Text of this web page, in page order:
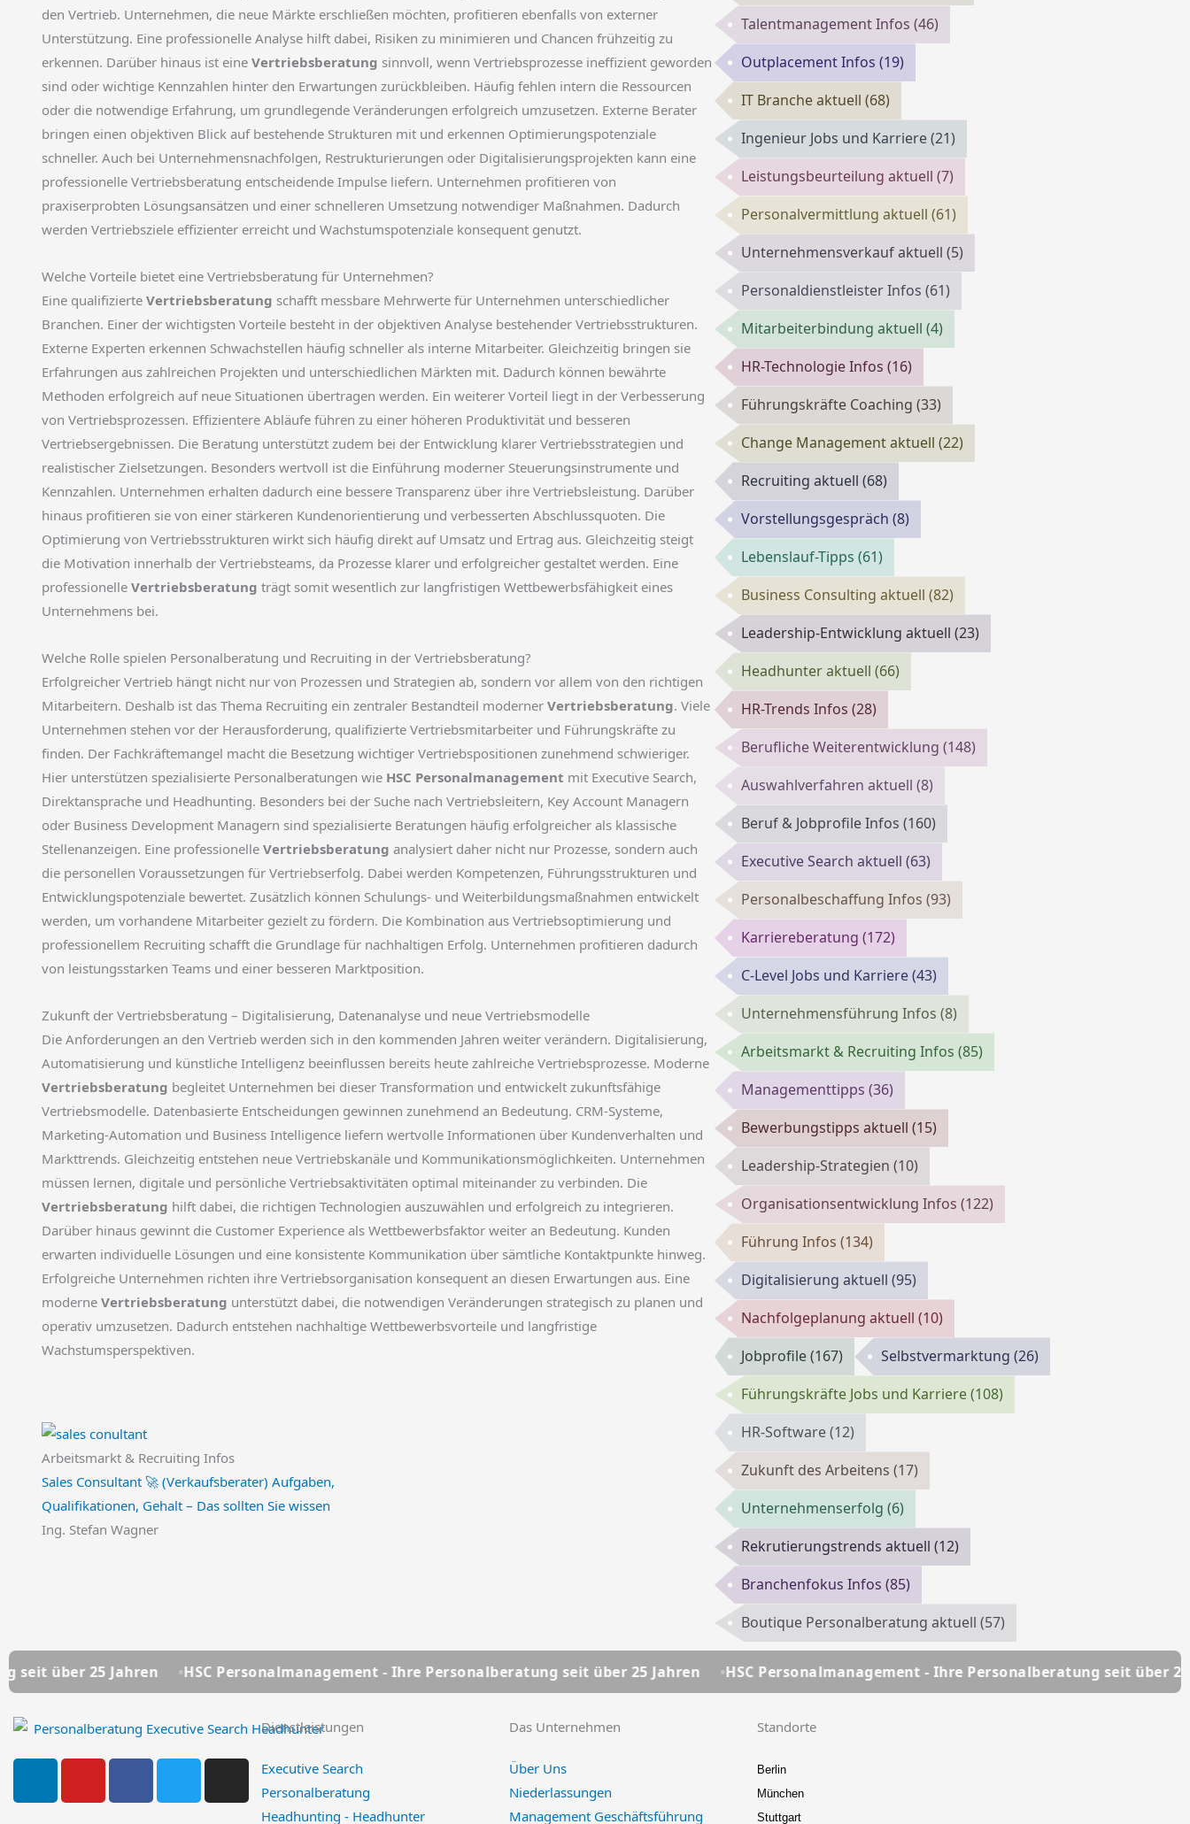
den Vertrieb. Unternehmen, die neue Märkte erschließen möchten, profitieren ebenfalls von externer
Unterstützung. Eine professionelle Analyse hilft dabei, Risiken zu minimieren und Chancen frühzeitig zu
erkennen. Darüber hinaus ist eine Vertriebsberatung sinnvoll, wenn Vertriebsprozesse ineffizient geworden
sind oder wichtige Kennzahlen hinter den Erwartungen zurückbleiben. Häufig fehlen intern die Ressourcen
oder die notwendige Erfahrung, um grundlegende Veränderungen erfolgreich umzusetzen. Externe Berater
bringen einen objektiven Blick auf bestehende Strukturen mit und erkennen Optimierungspotenziale
schneller. Auch bei Unternehmensnachfolgen, Restrukturierungen oder Digitalisierungsprojekten kann eine
professionelle Vertriebsberatung entscheidende Impulse liefern. Unternehmen profitieren von
praxiserprobten Lösungsansätzen und einer schnelleren Umsetzung notwendiger Maßnahmen. Dadurch
werden Vertriebsziele effizienter erreicht und Wachstumspotenziale konsequent genutzt.
Welche Vorteile bietet eine Vertriebsberatung für Unternehmen?
Eine qualifizierte Vertriebsberatung schafft messbare Mehrwerte für Unternehmen unterschiedlicher
Branchen. Einer der wichtigsten Vorteile besteht in der objektiven Analyse bestehender Vertriebsstrukturen.
Externe Experten erkennen Schwachstellen häufig schneller als interne Mitarbeiter. Gleichzeitig bringen sie
Erfahrungen aus zahlreichen Projekten und unterschiedlichen Märkten mit. Dadurch können bewährte
Methoden erfolgreich auf neue Situationen übertragen werden. Ein weiterer Vorteil liegt in der Verbesserung
von Vertriebsprozessen. Effizientere Abläufe führen zu einer höheren Produktivität und besseren
Vertriebsergebnissen. Die Beratung unterstützt zudem bei der Entwicklung klarer Vertriebsstrategien und
realistischer Zielsetzungen. Besonders wertvoll ist die Einführung moderner Steuerungsinstrumente und
Kennzahlen. Unternehmen erhalten dadurch eine bessere Transparenz über ihre Vertriebsleistung. Darüber
hinaus profitieren sie von einer stärkeren Kundenorientierung und verbesserten Abschlussquoten. Die
Optimierung von Vertriebsstrukturen wirkt sich häufig direkt auf Umsatz und Ertrag aus. Gleichzeitig steigt
die Motivation innerhalb der Vertriebsteams, da Prozesse klarer und erfolgreicher gestaltet werden. Eine
professionelle Vertriebsberatung trägt somit wesentlich zur langfristigen Wettbewerbsfähigkeit eines
Unternehmens bei.
Welche Rolle spielen Personalberatung und Recruiting in der Vertriebsberatung?
Erfolgreicher Vertrieb hängt nicht nur von Prozessen und Strategien ab, sondern vor allem von den richtigen
Mitarbeitern. Deshalb ist das Thema Recruiting ein zentraler Bestandteil moderner Vertriebsberatung. Viele
Unternehmen stehen vor der Herausforderung, qualifizierte Vertriebsmitarbeiter und Führungskräfte zu
finden. Der Fachkräftemangel macht die Besetzung wichtiger Vertriebspositionen zunehmend schwieriger.
Hier unterstützen spezialisierte Personalberatungen wie HSC Personalmanagement mit Executive Search,
Direktansprache und Headhunting. Besonders bei der Suche nach Vertriebsleitern, Key Account Managern
oder Business Development Managern sind spezialisierte Beratungen häufig erfolgreicher als klassische
Stellenanzeigen. Eine professionelle Vertriebsberatung analysiert daher nicht nur Prozesse, sondern auch
die personellen Voraussetzungen für Vertriebserfolg. Dabei werden Kompetenzen, Führungsstrukturen und
Entwicklungspotenziale bewertet. Zusätzlich können Schulungs- und Weiterbildungsmaßnahmen entwickelt
werden, um vorhandene Mitarbeiter gezielt zu fördern. Die Kombination aus Vertriebsoptimierung und
professionellem Recruiting schafft die Grundlage für nachhaltigen Erfolg. Unternehmen profitieren dadurch
von leistungsstarken Teams und einer besseren Marktposition.
Zukunft der Vertriebsberatung – Digitalisierung, Datenanalyse und neue Vertriebsmodelle
Die Anforderungen an den Vertrieb werden sich in den kommenden Jahren weiter verändern. Digitalisierung,
Automatisierung und künstliche Intelligenz beeinflussen bereits heute zahlreiche Vertriebsprozesse. Moderne
Vertriebsberatung begleitet Unternehmen bei dieser Transformation und entwickelt zukunftsfähige
Vertriebsmodelle. Datenbasierte Entscheidungen gewinnen zunehmend an Bedeutung. CRM-Systeme,
Marketing-Automation und Business Intelligence liefern wertvolle Informationen über Kundenverhalten und
Markttrends. Gleichzeitig entstehen neue Vertriebskanäle und Kommunikationsmöglichkeiten. Unternehmen
müssen lernen, digitale und persönliche Vertriebsaktivitäten optimal miteinander zu verbinden. Die
Vertriebsberatung hilft dabei, die richtigen Technologien auszuwählen und erfolgreich zu integrieren.
Darüber hinaus gewinnt die Customer Experience als Wettbewerbsfaktor weiter an Bedeutung. Kunden
erwarten individuelle Lösungen und eine konsistente Kommunikation über sämtliche Kontaktpunkte hinweg.
Erfolgreiche Unternehmen richten ihre Vertriebsorganisation konsequent an diesen Erwartungen aus. Eine
moderne Vertriebsberatung unterstützt dabei, die notwendigen Veränderungen strategisch zu planen und
operativ umzusetzen. Dadurch entstehen nachhaltige Wettbewerbsvorteile und langfristige
Wachstumsperspektiven.
Arbeitsmarkt & Recruiting Infos
Sales Consultant 🚀 (Verkaufsberater) Aufgaben,
Qualifikationen, Gehalt – Das sollten Sie wissen
Ing. Stefan Wagner
Talentmanagement Infos (46)
Outplacement Infos (19)
IT Branche aktuell (68)
Ingenieur Jobs und Karriere(21)
Leistungsbeurteilung aktuell (7)
Personalvermittlung aktuell (61)
Unternehmensverkauf aktuell (5)
Personaldienstleister Infos (61)
Mitarbeiterbindung aktuell (4)
HR-Technologie Infos (16)
Führungskräfte Coaching (33)
Change Management aktuell (22)
Recruiting aktuell (68)
Vorstellungsgespräch (8)
Lebenslauf-Tipps (61)
Business Consulting aktuell (82)
Leadership-Entwicklung aktuell (23)
Headhunter aktuell (66)
HR-Trends Infos (28)
Berufliche Weiterentwicklung (148)
Auswahlverfahren aktuell (8)
Beruf & Jobprofile Infos (160)
Executive Search aktuell (63)
Personalbeschaffung Infos (93)
Karriereberatung (172)
C-Level Jobs und Karriere(43)
Unternehmensführung Infos (8)
Arbeitsmarkt & Recruiting Infos (85)
Managementtipps (36)
Bewerbungstipps aktuell (15)
Leadership-Strategien (10)
Organisationsentwicklung Infos (122)
Führung Infos (134)
Digitalisierung aktuell (95)
Nachfolgeplanung aktuell (10)
Jobprofile(167) Selbstvermarktung (26)
Führungskräfte Jobs und Karriere(108)
HR-Software(12)
Zukunft des Arbeitens (17)
Unternehmenserfolg (6)
Rekrutierungstrends aktuell (12)
Branchenfokus Infos (85)
Boutique Personalberatung aktuell (57)
HSC Personalmanagement - Ihre Personalberatung seit über 25 Jahren HSC Personalmanagement - Ihre Personalberatung seit über 25 Jahren HSC
L
n
Y
u
F
c
T
i
I
s
Dienstleistungen
Executive Search
Personalberatung
Headhunting - Headhunter
Das Unternehmen
Über Uns
Niederlassungen
Management Geschäftsführung
Standorte
Berlin
München
Stuttgart